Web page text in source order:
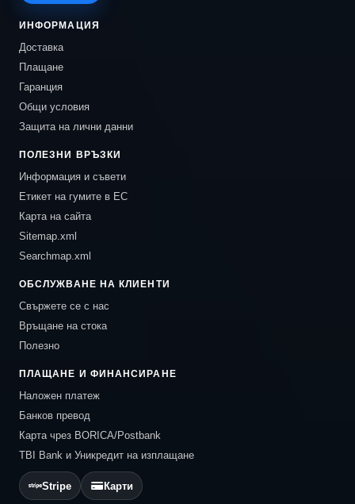
ИНФОРМАЦИЯ
Доставка
Плащане
Гаранция
Общи условия
Защита на лични данни
ПОЛЕЗНИ ВРЪЗКИ
Информация и съвети
Етикет на гумите в ЕС
Карта на сайта
Sitemap.xml
Searchmap.xml
ОБСЛУЖВАНЕ НА КЛИЕНТИ
Свържете се с нас
Връщане на стока
Полезно
ПЛАЩАНЕ И ФИНАНСИРАНЕ
Наложен платеж
Банков превод
Карта чрез BORICA/Postbank
TBI Bank и Уникредит на изплащане
Stripe Карти